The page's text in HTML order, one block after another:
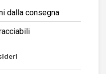
dalla consegna